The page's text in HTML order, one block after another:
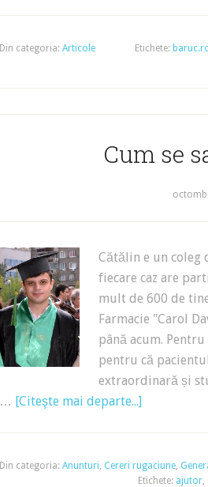
Din categoria: Articole Etichete:
Cum se
Cătălin e un coleg
fiecare caz are
mult de 600 de
Farmacie "Carol
până acum.
pentru că
extraordinară și
… [Citeşte mai departe...]
Din categoria: Anunturi, Cereri rugaciune,
Etichete: ajutor,